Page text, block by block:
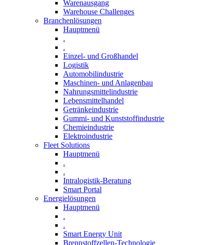
Warenausgang
Warehouse Challenges
Branchenlösungen
Hauptmenü
.
.
Einzel- und Großhandel
Logistik
Automobilindustrie
Maschinen- und Anlagenbau
Nahrungsmittelindustrie
Lebensmittelhandel
Getränkeindustrie
Gummi­- und Kunststoffindustrie
Chemieindustrie
Elektroindustrie
Fleet Solutions
Hauptmenü
.
.
Intralogistik-Beratung
Smart Portal
Energielösungen
Hauptmenü
.
.
Smart Energy Unit
Brennstoffzellen-Technologie